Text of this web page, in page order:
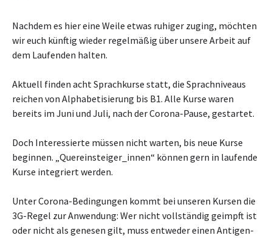
Nachdem es hier eine Weile etwas ruhiger zuging, möchten
wir euch künftig wieder regelmäßig über unsere Arbeit auf
dem Laufenden halten.
Aktuell finden acht Sprachkurse statt, die Sprachniveaus
reichen von Alphabetisierung bis B1. Alle Kurse waren
bereits im Juni und Juli, nach der Corona-Pause, gestartet.
Doch Interessierte müssen nicht warten, bis neue Kurse
beginnen. „Quereinsteiger_innen“ können gern in laufende
Kurse integriert werden.
Unter Corona-Bedingungen kommt bei unseren Kursen die
3G-Regel zur Anwendung: Wer nicht vollständig geimpft ist
oder nicht als genesen gilt, muss entweder einen Antigen-